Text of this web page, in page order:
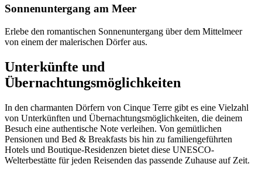
Sonnenuntergang am Meer
Erlebe den romantischen Sonnenuntergang über dem Mittelmeer
von einem der malerischen Dörfer aus.
Unterkünfte und
Übernachtungsmöglichkeiten
In den charmanten Dörfern von Cinque Terre gibt es eine Vielzahl
von Unterkünften und Übernachtungsmöglichkeiten, die deinem
Besuch eine authentische Note verleihen. Von gemütlichen
Pensionen und Bed & Breakfasts bis hin zu familiengeführten
Hotels und Boutique-Residenzen bietet diese UNESCO-
Welterbestätte für jeden Reisenden das passende Zuhause auf Zeit.